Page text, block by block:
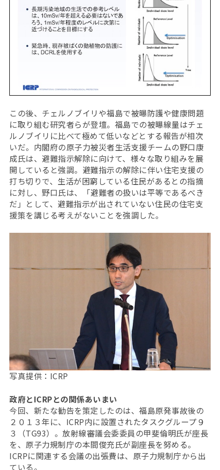
この後、チェルノブイリや福島で被曝防護や健康問題
に取り組む研究者らが登壇。福島での被曝線量はチェ
ルノブイリに比べて極めて低いなどとする報告が相次
いだ。内閣府の原子力被災者生活支援チームの野口康
成氏は、避難指示解除に向けて、様々な取り組みを展
開していると強調。避難指示の解除に伴い住宅支援の
打ち切りで、生活が困窮している住民があるとの指摘
に対し、野口氏は、「避難者の扱いは平等であるべき
だ」として、避難指示が出されていない住民の住宅支
援策を講じる考えがないことを強調した。
写真提供：ICRP
政府とICRPとの関係あいまい
今回、新たな勧告を策定したのは、福島原発事故後の
２０１３年に、ICRP内に設置されたタスクグループ９
３（TG93）。放射線審議会委委員の甲斐倫明氏が座長
を、原子力規制庁の本間俊充氏が副座長を努める。
ICRPに関連する会議の出張費は、原子力規制庁から出
ている。